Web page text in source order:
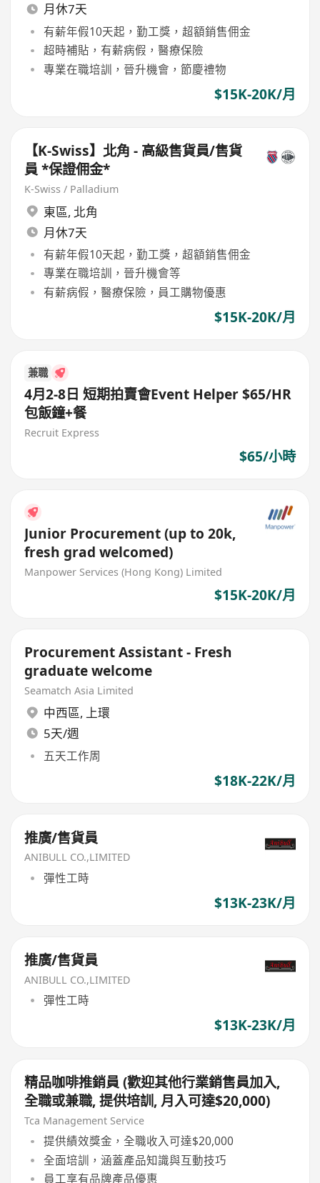
月休7天
有薪年假10天起，勤工獎，超額銷售佣金
超時補貼，有薪病假，醫療保險
專業在職培訓，晉升機會，節慶禮物
$15K-20K/月
【K-Swiss】北角 - 高級售貨員/售貨
員 *保證佣金*
K-Swiss / Palladium
東區, 北角
月休7天
有薪年假10天起，勤工獎，超額銷售佣金
專業在職培訓，晉升機會等
有薪病假，醫療保險，員工購物優惠
$15K-20K/月
兼職
4月2-8日 短期拍賣會Event Helper $65/HR
包飯鐘+餐
Recruit Express
$65/小時
Junior Procurement (up to 20k,
fresh grad welcomed)
Manpower Services (Hong Kong) Limited
$15K-20K/月
Procurement Assistant - Fresh
graduate welcome
Seamatch Asia Limited
中西區, 上環
5天/週
五天工作周
$18K-22K/月
推廣/售貨員
ANIBULL CO.,LIMITED
彈性工時
$13K-23K/月
推廣/售貨員
ANIBULL CO.,LIMITED
彈性工時
$13K-23K/月
精品咖啡推銷員 (歡迎其他行業銷售員加入,
全職或兼職, 提供培訓, 月入可達$20,000)
Tca Management Service
提供績效獎金，全職收入可達$20,000
全面培訓，涵蓋產品知識與互動技巧
員工享有品牌產品優惠